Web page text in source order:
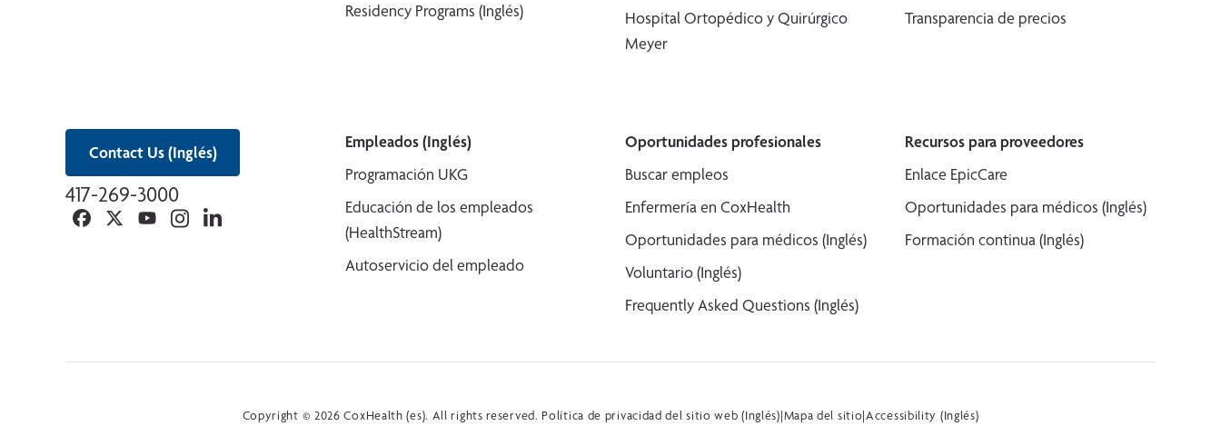
Contact Us (Inglés)
417-269-3000
Facebook
TwitterYouTubeInstagramLinkedin
Residency Programs (Inglés)
Hospital Ortopédico y Quirúrgico
Meyer
Transparencia de precios
Empleados (Inglés)
Programación UKG
Educación de los empleados
(HealthStream)
Autoservicio del empleado
Oportunidades profesionales
Buscar empleos
Enfermería en CoxHealth
Oportunidades para médicos (Inglés)
Voluntario (Inglés)
Frequently Asked Questions (Inglés)
Recursos para proveedores
Enlace EpicCare
Oportunidades para médicos (Inglés)
Formación continua (Inglés)
Copyright © 2026 CoxHealth (es). All rights reserved. Política de privacidad del sitio web (Inglés)|Mapa del sitio|Accessibility (Inglés)